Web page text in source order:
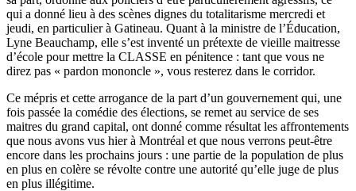
qui a donné lieu à des scènes dignes du totalitarisme mercredi et
jeudi, en particulier à Gatineau. Quant à la ministre de l’Éducation,
Lyne Beauchamp, elle s’est inventé un prétexte de vieille maitresse
d’école pour mettre la CLASSE en pénitence : tant que vous ne
direz pas « pardon mononcle », vous resterez dans le corridor.
Ce mépris et cette arrogance de la part d’un gouvernement qui, une
fois passée la comédie des élections, se remet au service de ses
maitres du grand capital, ont donné comme résultat les affrontements
que nous avons vus hier à Montréal et que nous verrons peut-être
encore dans les prochains jours : une partie de la population de plus
en plus en colère se révolte contre une autorité qu’elle juge de plus
en plus illégitime.